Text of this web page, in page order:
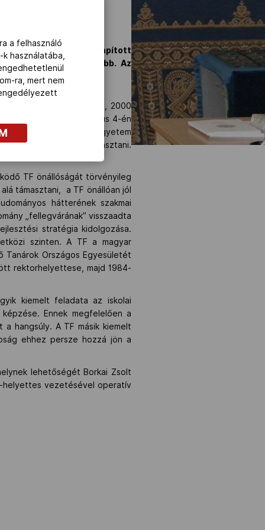
által 1925-ben alapított
néven működik tovább. Az
Egyetemként (MTE), 2000
Országgyűlés idén július 4-én
ismét Testnevelési Egyetem
szenátus fogja megválasztani.
TF önállóságát törvényileg
támasztani, a TF önállóan jól
hátterének szakmai
„fellegvárának” visszaadta
stratégia kidolgozása.
szinten. A TF a magyar
Tanárok Országos Egyesületét
rektorhelyettese, majd 1984-
kiemelt feladata az iskolai
Ennek megfelelően a
hangsúly. A TF másik kiemelt
ehhez persze hozzá jön a
lehetőségét Borkai Zsolt
helyettes vezetésével operatív
a felhasználó
használatába,
ra, mert nem